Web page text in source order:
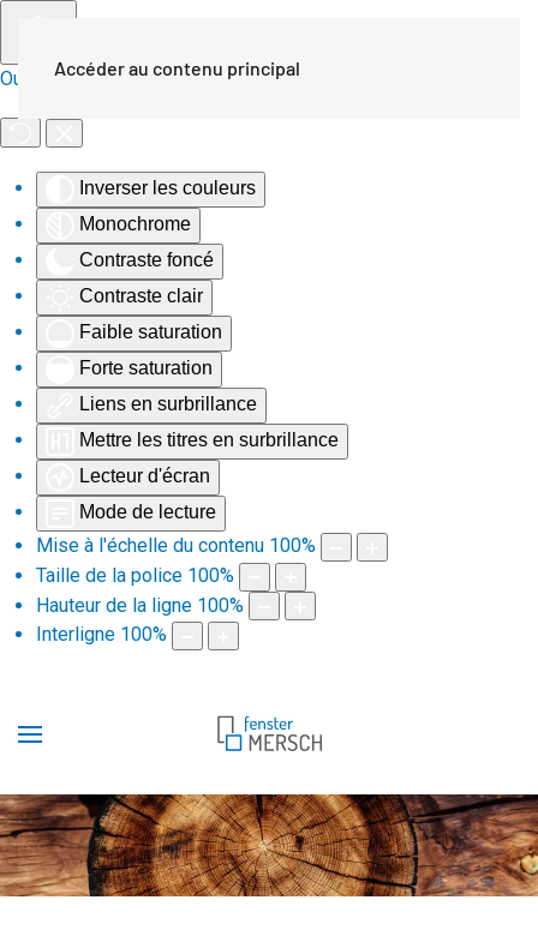
Outils d'accessibilité
Inverser les couleurs
Monochrome
Contraste foncé
Contraste clair
Faible saturation
Forte saturation
Liens en surbrillance
Mettre les titres en surbrillance
Lecteur d'écran
Mode de lecture
Mise à l'échelle du contenu 100%
Taille de la police 100%
Hauteur de la ligne 100%
Interligne 100%
Accéder au contenu principal